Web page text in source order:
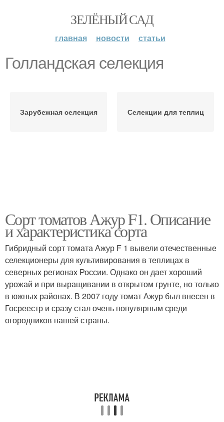
ЗЕЛЁНЫЙ САД
главная новости статьи
Голландская селекция
Зарубежная селекция Селекции для теплиц
Сорт томатов Ажур F1. Описание
и характеристика сорта
Гибридный сорт томата Ажур F 1 вывели отечественные
селекционеры для культивирования в теплицах в
северных регионах России. Однако он дает хороший
урожай и при выращивании в открытом грунте, но только
в южных районах. В 2007 году томат Ажур был внесен в
Госреестр и сразу стал очень популярным среди
огородников нашей страны.